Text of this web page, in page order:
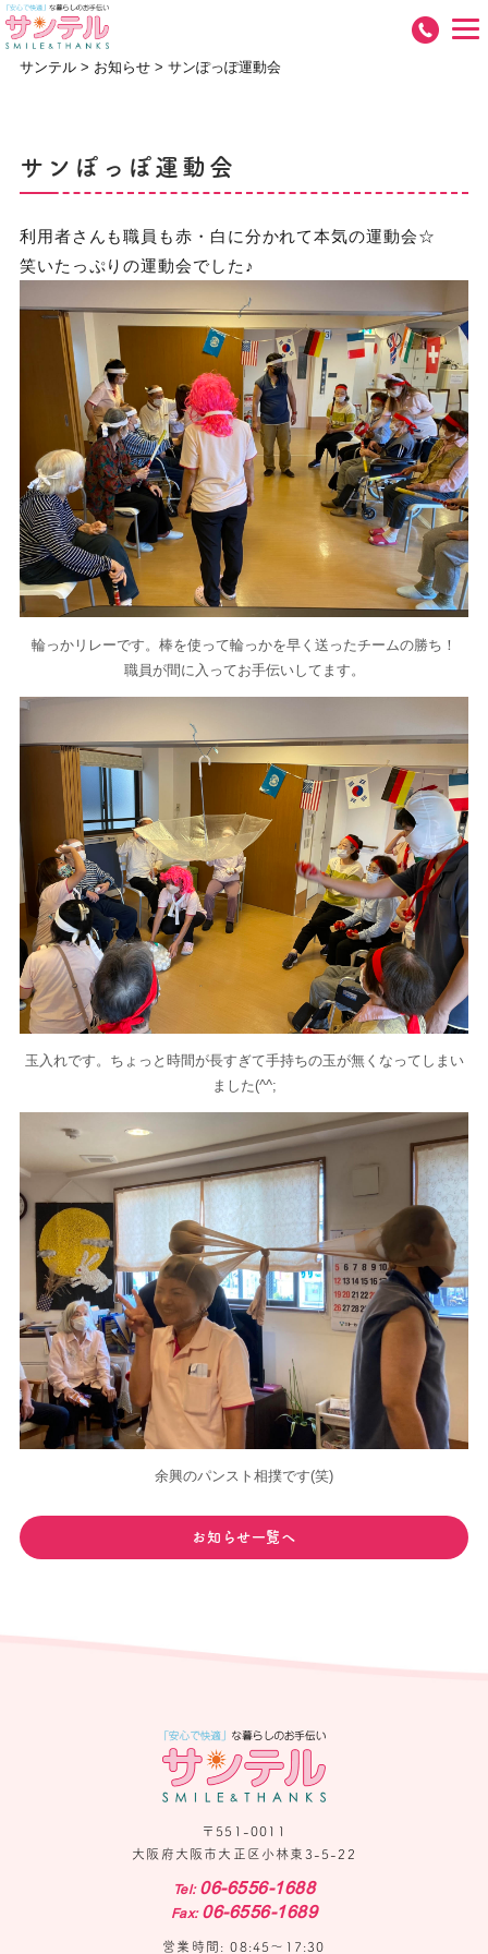
サンテル> お知らせ> サンぽっぽ運動会
サンぽっぽ運動会
利用者さんも職員も赤・白に分かれて本気の運動会☆
笑いたっぷりの運動会でした♪
輪っかリレーです。棒を使って輪っかを早く送ったチームの勝ち！
職員が間に入ってお手伝いしてます。
玉入れです。ちょっと時間が長すぎて手持ちの玉が無くなってしまい
ました(^^;
余興のパンスト相撲です(笑)
お知らせ一覧へ
〒551-0011
大阪府大阪市大正区小林東3-5-22
Tel: 06-6556-1688
Fax: 06-6556-1689
営業時間: 08:45〜17:30